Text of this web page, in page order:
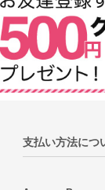
支払い方法につ